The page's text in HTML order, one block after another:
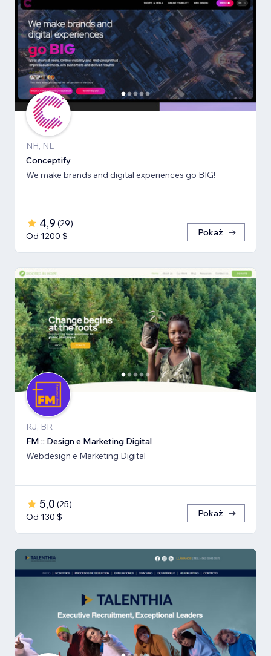
NH, NL
Conceptify
We make brands and digital experiences go BIG!
4,9 (29)
Od 1200 $
Pokaż
RJ, BR
FM :: Design e Marketing Digital
Webdesign e Marketing Digital
5,0 (25)
Od 130 $
Pokaż